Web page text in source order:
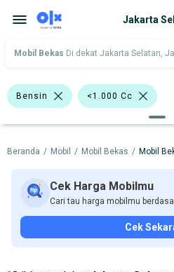
Jakarta
Mobil Bekas Di dekat Jakarta Selatan,
Bensin <1.000 Cc
>1.000 - 1.500 Cc >1.500 -
Bursa Mobil WTC Mangga Dua
Bursa Blok M Mall
Beranda / Mobil / Mobil Bekas / Mobil
Cek Harga Mobilmu
Cari tau harga mobilmu
Cek